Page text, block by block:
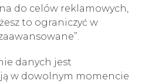
do celów reklamowych,
to ograniczyć w
danych jest
w dowolnym momencie